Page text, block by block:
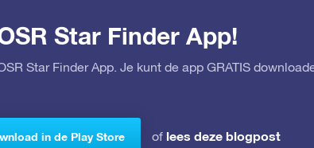
Star Finder App!
Star Finder App. Je kunt de app GRATIS
in de Play Store of lees deze blogpost